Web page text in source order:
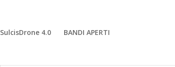
SulcisDrone 4.0 BANDI APERTI